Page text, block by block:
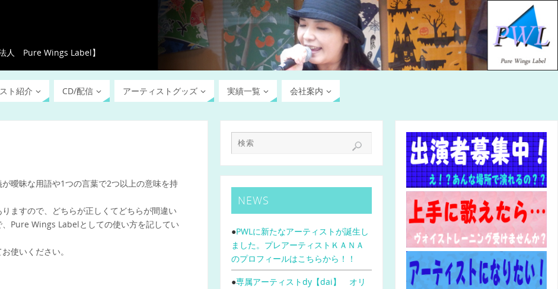
人 Pure Wings Label】
ト紹介 CD/配信 アーティストグッズ 実績一覧 会社案内
曖昧な用語や1つの言葉で2つ以上の意味を持
ますので、どちらが正しくてどちらが間違い
Pure Wings Labelとしての使い方を記してい
使いください。
NEWS
●PWLに新たなアーティストが誕生し
ました。プレアーティストＫＡＮＡ
のプロフィールはこちらから！！
●専属アーティストdy【dai】 オリ